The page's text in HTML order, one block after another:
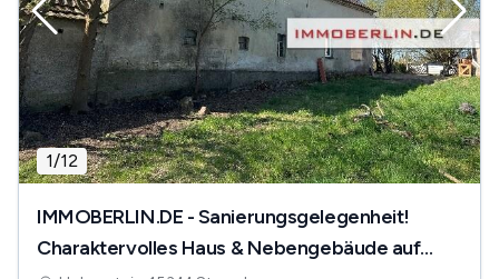
1/12
IMMOBERLIN.DE - Sanierungsgelegenheit!
Charaktervolles Haus & Nebengebäude auf